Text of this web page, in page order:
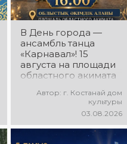
В День города —
ансамбль танца
«Карнавал»! 15
августа на площади
областного акимата
концертная
ансамбля танца
«Карнавал»!
Автор: г. Костанай дом
культуры
03.08.2026